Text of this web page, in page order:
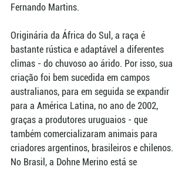
Fernando Martins.
Originária da África do Sul, a raça é
bastante rústica e adaptável a diferentes
climas - do chuvoso ao árido. Por isso, sua
criação foi bem sucedida em campos
australianos, para em seguida se expandir
para a América Latina, no ano de 2002,
graças a produtores uruguaios - que
também comercializaram animais para
criadores argentinos, brasileiros e chilenos.
No Brasil, a Dohne Merino está se